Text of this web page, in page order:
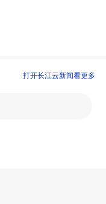
打开长江云新闻看更多